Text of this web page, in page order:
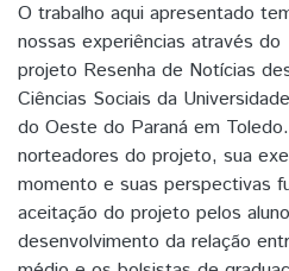
O trabalho aqui apresentado
nossas experiências através do
projeto Resenha de Notícias
Ciências Sociais da
do Oeste do Paraná em
norteadores do projeto, sua
momento e suas perspectivas
aceitação do projeto pelos
desenvolvimento da relação